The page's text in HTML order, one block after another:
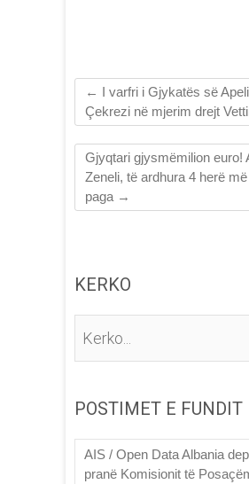
← I varfri i Gjykatës së
Çekrezi në mjerim drejt
Gjyqtari gjysmëmilion euro!
Zeneli, të ardhura 4 herë
paga →
KERKO
POSTIMET E FUNDIT
AIS / Open Data Albania
pranë Komisionit të